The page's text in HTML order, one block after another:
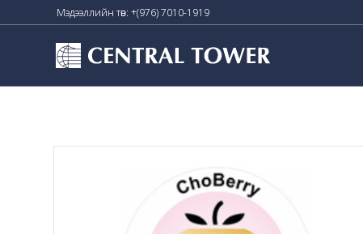
Мэдээллийн төв: +(976) 7010-1919